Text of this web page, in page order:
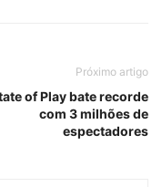
Próximo artigo
of Play bate recorde
com 3 milhões de
espectadores